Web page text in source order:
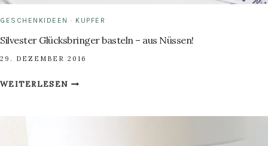
GESCHENKIDEEN · KUPFER
Silvester Glücksbringer basteln – aus Nüssen!
29. DEZEMBER 2016
WEITERLESENSILVESTER